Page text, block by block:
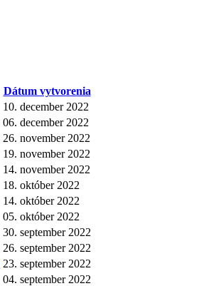
Dátum vytvorenia
10. december 2022
06. december 2022
26. november 2022
19. november 2022
14. november 2022
18. október 2022
14. október 2022
05. október 2022
30. september 2022
26. september 2022
23. september 2022
04. september 2022